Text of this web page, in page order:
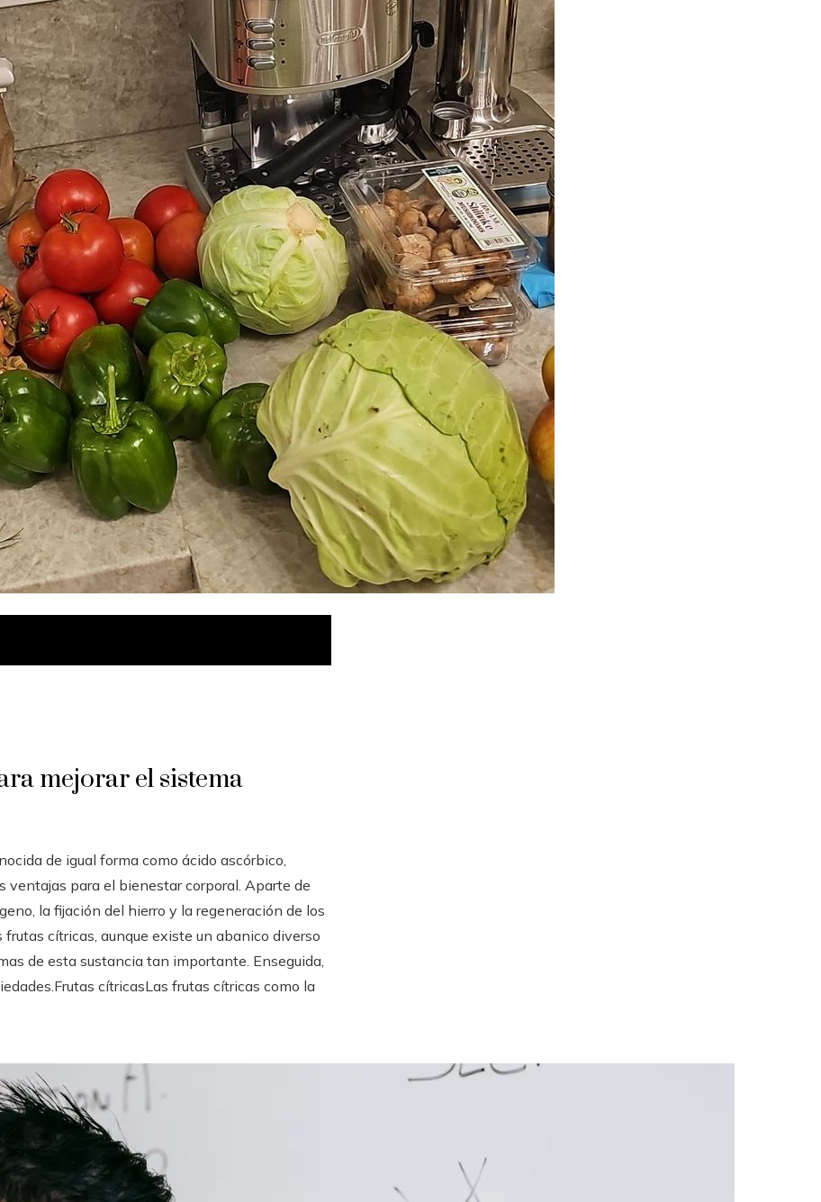
mejorar el sistema
de igual forma como ácido ascórbico,
para el bienestar corporal. Aparte de
la fijación del hierro y la regeneración de los
cítricas, aunque existe un abanico diverso
de esta sustancia tan importante. Enseguida,
cítricasLas frutas cítricas como la